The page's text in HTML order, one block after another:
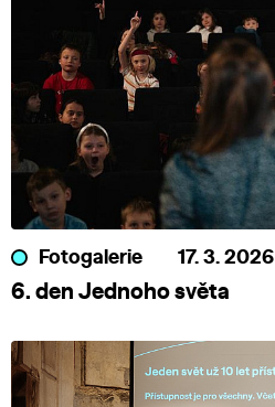
Fotogalerie 17. 3. 2026
6. den Jednoho světa